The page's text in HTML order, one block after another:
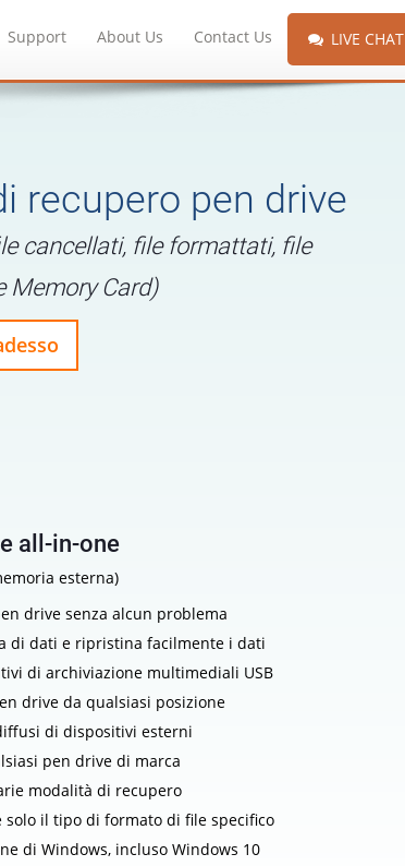
Support About Us Contact Us LIVE CHAT
recupero pen drive
cancellati, file formattati, file
Memory Card)
all-in-one
esterna)
drive senza alcun problema
di dati e ripristina facilmente i dati
di archiviazione multimediali USB
drive da qualsiasi posizione
di dispositivi esterni
pen drive di marca
modalità di recupero
il tipo di formato di file specifico
di Windows, incluso Windows 10